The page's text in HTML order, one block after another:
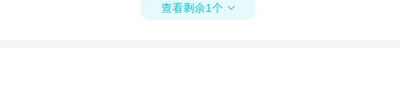
查看剩余1个 